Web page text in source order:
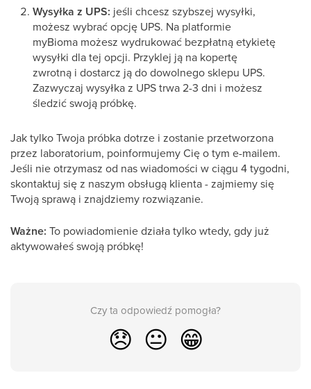
Wysyłka z UPS: jeśli chcesz szybszej wysyłki,
możesz wybrać opcję UPS. Na platformie
myBioma możesz wydrukować bezpłatną etykietę
wysyłki dla tej opcji. Przyklej ją na kopertę
zwrotną i dostarcz ją do dowolnego sklepu UPS.
Zazwyczaj wysyłka z UPS trwa 2-3 dni i możesz
śledzić swoją próbkę.
Jak tylko Twoja próbka dotrze i zostanie przetworzona
przez laboratorium, poinformujemy Cię o tym e-mailem.
Jeśli nie otrzymasz od nas wiadomości w ciągu 4 tygodni,
skontaktuj się z naszym obsługą klienta - zajmiemy się
Twoją sprawą i znajdziemy rozwiązanie.
Ważne: To powiadomienie działa tylko wtedy, gdy już
aktywowałeś swoją próbkę!
Czy ta odpowiedź pomogła?
😞 😐 😁